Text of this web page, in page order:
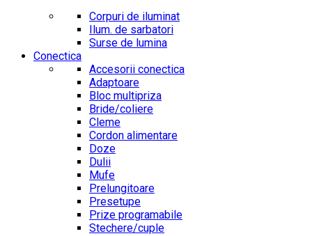
Corpuri de iluminat
Ilum. de sarbatori
Surse de lumina
Conectica
Accesorii conectica
Adaptoare
Bloc multipriza
Bride/coliere
Cleme
Cordon alimentare
Doze
Dulii
Mufe
Prelungitoare
Presetupe
Prize programabile
Stechere/cuple